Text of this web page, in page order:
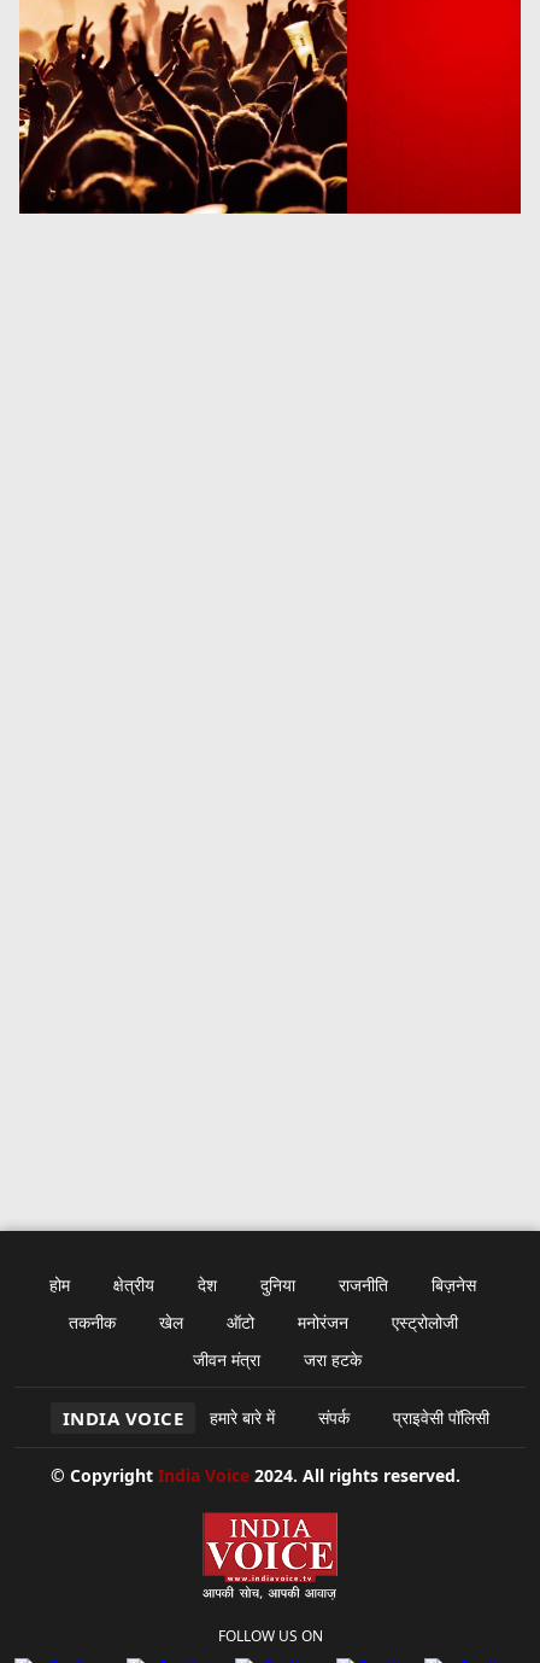
होम क्षेत्रीय देश दुनिया राजनीति
बिज़नेस
तकनीक
खेल ऑटो मनोरंजन
एस्ट्रोलोजी
जीवन मंत्रा
जरा हटके
INDIA VOICE हमारे बारे में संपर्क प्राइवेसी पॉलिसी
© Copyright India Voice 2024. All rights reserved.
FOLLOW US ON